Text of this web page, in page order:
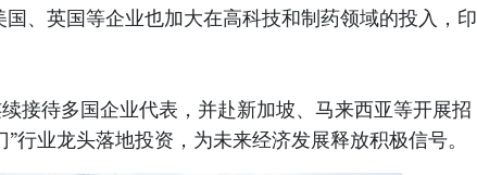
、英国等企业也加大在高科技和制药领域的投入，印
接待多国企业代表，并赴新加坡、马来西亚等开展招
行业龙头落地投资，为未来经济发展释放积极信号。